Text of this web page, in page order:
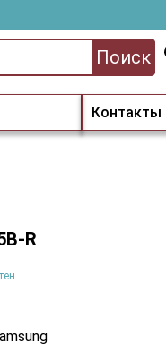
Контакты
Поиск
R